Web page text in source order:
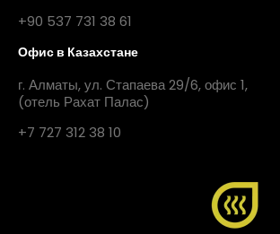
+90 537 731 38 61
Офис в Казахстане
г. Алматы, ул. Стапаева 29/6, офис 1,
(отель Рахат Палас)
+7 727 312 38 10